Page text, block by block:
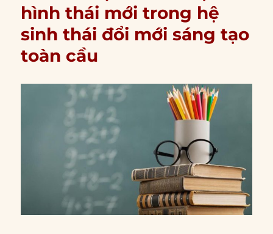
hình thái mới trong hệ
sinh thái đổi mới sáng tạo
toàn cầu